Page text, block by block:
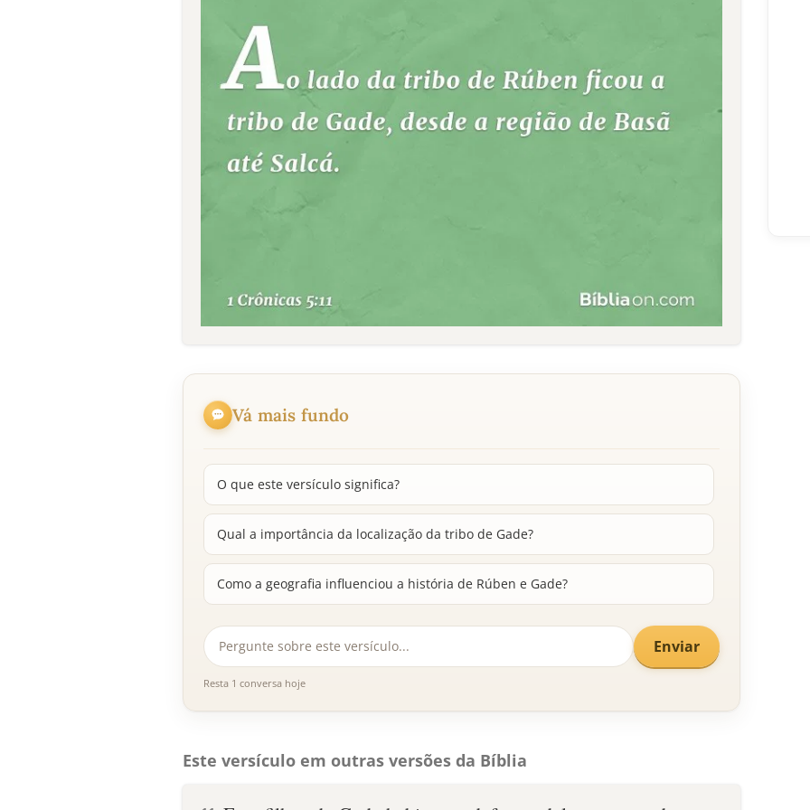
Vá mais fundo
O que este versículo significa?
Qual a importância da localização da tribo de Gade?
Como a geografia influenciou a história de Rúben e Gade?
Enviar
Resta 1 conversa hoje
Este versículo em outras versões da Bíblia